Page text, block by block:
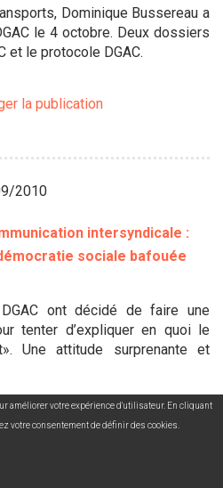
Dominique Bussereau a
le 4 octobre. Deux dossiers
et le protocole DGAC.
la publication
2010
intersyndicale :
sociale bafouée
ont décidé de faire une
tenter d’expliquer en quoi le
Une attitude surprenante et
la publication
améliorer votre expérience d'utilisateur. En cliquant
votre consentement de définir des cookies.